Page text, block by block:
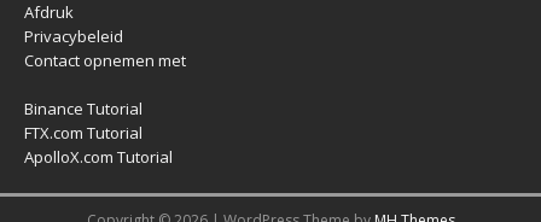
Afdruk
Privacybeleid
Contact opnemen met
Binance Tutorial
FTX.com Tutorial
ApolloX.com Tutorial